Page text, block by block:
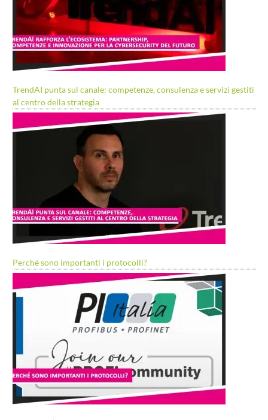
TrendAI punta sul canale: competenze, consulenza e servizi gestiti
al centro della strategia
Perché sono importanti i protocolli?